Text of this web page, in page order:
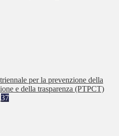
per la prevenzione della
e della trasparenza (PTPCT)
37